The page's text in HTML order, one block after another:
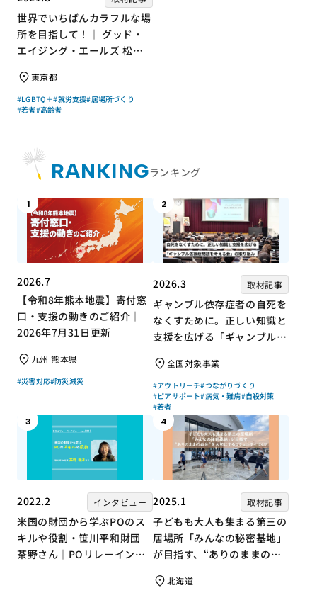
世界でいちばんカラフルな場
所を目指して！｜ グッド・
エイジング・エールズ 松中
慶子さん【聞き手】
東京都
#LGBTQ＋#就労支援#居場所づくり
#若者#高齢者
RANKINGランキング
1
2026.7
【令和8年熊本地震】寄付窓
口・支援の動きのご紹介｜
2026年7月31日更新
九州 熊本県
#災害対応#防災減災
2
2026.3 取材記事
ギャンブル依存症者の自死を
なくすために。正しい知識と
支援を広げる「ギャンブル依
組み全国対象事業
#アウトリーチ#つながりづくり
#ピアサポート#病気・難病#自殺対策
#若者
3
2022.2 インタビュー
米国の財団から学ぶPOのス
キルや役割・笹川平和財団
茶野さん｜POリレーインタ
4
2025.1 取材記事
子どもも大人も集まる第三の
居場所「みんなの秘密基地」
が目指す、“ありのままの自
ィづくり
北海道